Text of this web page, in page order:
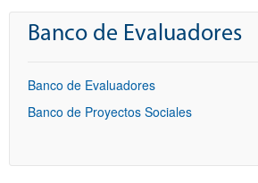
Banco de Evaluadores
Banco de Evaluadores
Banco de Proyectos Sociales